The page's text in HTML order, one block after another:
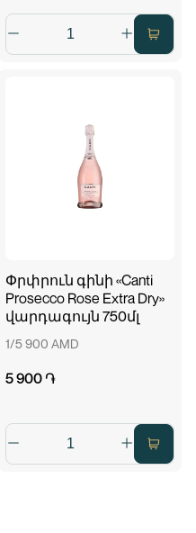
Փրփրուն գինի «Canti
Prosecco Rose Extra Dry»
վարդագույն 750մլ
1/5 900 AMD
5 900 ֏